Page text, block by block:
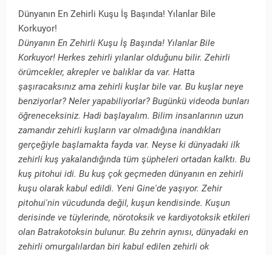
Dünyanın En Zehirli Kuşu İş Başında! Yılanlar Bile
Korkuyor!
Dünyanın En Zehirli Kuşu İş Başında! Yılanlar Bile
Korkuyor! Herkes zehirli yılanlar olduğunu bilir. Zehirli
örümcekler, akrepler ve balıklar da var. Hatta
şaşıracaksınız ama zehirli kuşlar bile var. Bu kuşlar neye
benziyorlar? Neler yapabiliyorlar? Bugünkü videoda bunları
öğreneceksiniz. Hadi başlayalım. Bilim insanlarının uzun
zamandır zehirli kuşların var olmadığına inandıkları
gerçeğiyle başlamakta fayda var. Neyse ki dünyadaki ilk
zehirli kuş yakalandığında tüm şüpheleri ortadan kalktı. Bu
kuş pitohui idi. Bu kuş çok geçmeden dünyanın en zehirli
kuşu olarak kabul edildi. Yeni Gine'de yaşıyor. Zehir
pitohui'nin vücudunda değil, kuşun kendisinde. Kuşun
derisinde ve tüylerinde, nörotoksik ve kardiyotoksik etkileri
olan Batrakotoksin bulunur. Bu zehrin aynısı, dünyadaki en
zehirli omurgalılardan biri kabul edilen zehirli ok